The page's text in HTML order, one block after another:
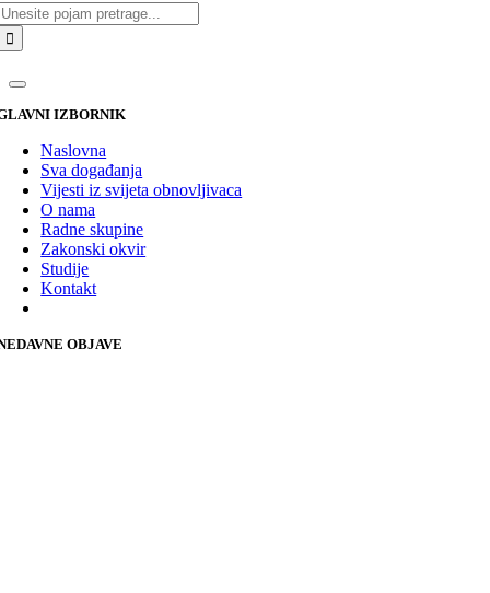
IZBORNIK
Naslovna
Sva događanja
Vijesti iz svijeta obnovljivaca
O nama
Radne skupine
Zakonski okvir
Studije
Kontakt
OBJAVE